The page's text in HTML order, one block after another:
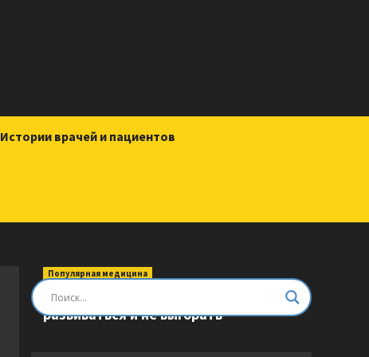
Истории врачей и пациентов
Популярная медицина
Быть врачом. Как помогать,
развиваться и не выгорать